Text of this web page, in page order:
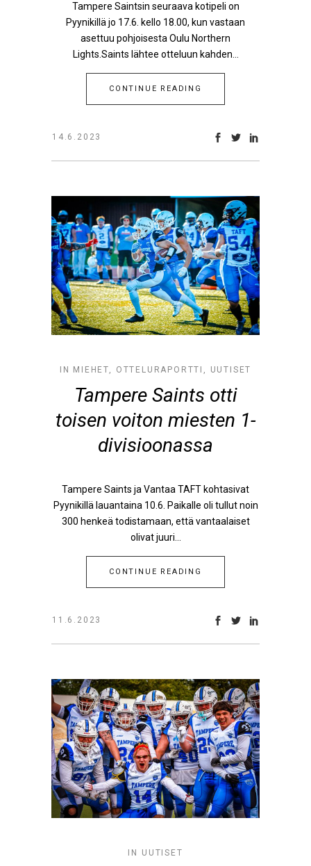
Tampere Saintsin seuraava kotipeli on
Pyynikillä jo 17.6. kello 18.00, kun vastaan
asettuu pohjoisesta Oulu Northern
Lights.Saints lähtee otteluun kahden...
CONTINUE READING
14.6.2023
IN MIEHET, OTTELURAPORTTI , UUTISET
Tampere Saints otti
toisen voiton miesten 1-
divisioonassa
Tampere Saints ja Vantaa TAFT kohtasivat
Pyynikillä lauantaina 10.6. Paikalle oli tullut noin
300 henkeä todistamaan, että vantaalaiset
olivat juuri...
CONTINUE READING
11.6.2023
IN UUTISET